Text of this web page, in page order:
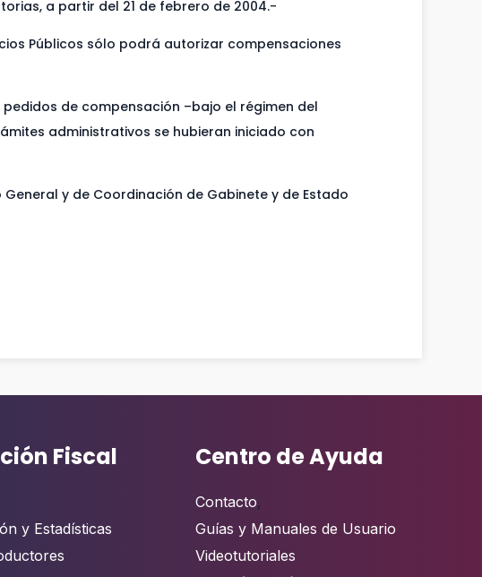
a partir del 21 de febrero de 2004.-
Públicos sólo podrá autorizar compensaciones
de compensación –bajo el régimen del
administrativos se hubieran iniciado con
General y de Coordinación de Gabinete y de Estado
Fiscal
y Estadísticas
Centro de Ayuda
Contacto,
Guías y Manuales de Usuario
Videotutoriales